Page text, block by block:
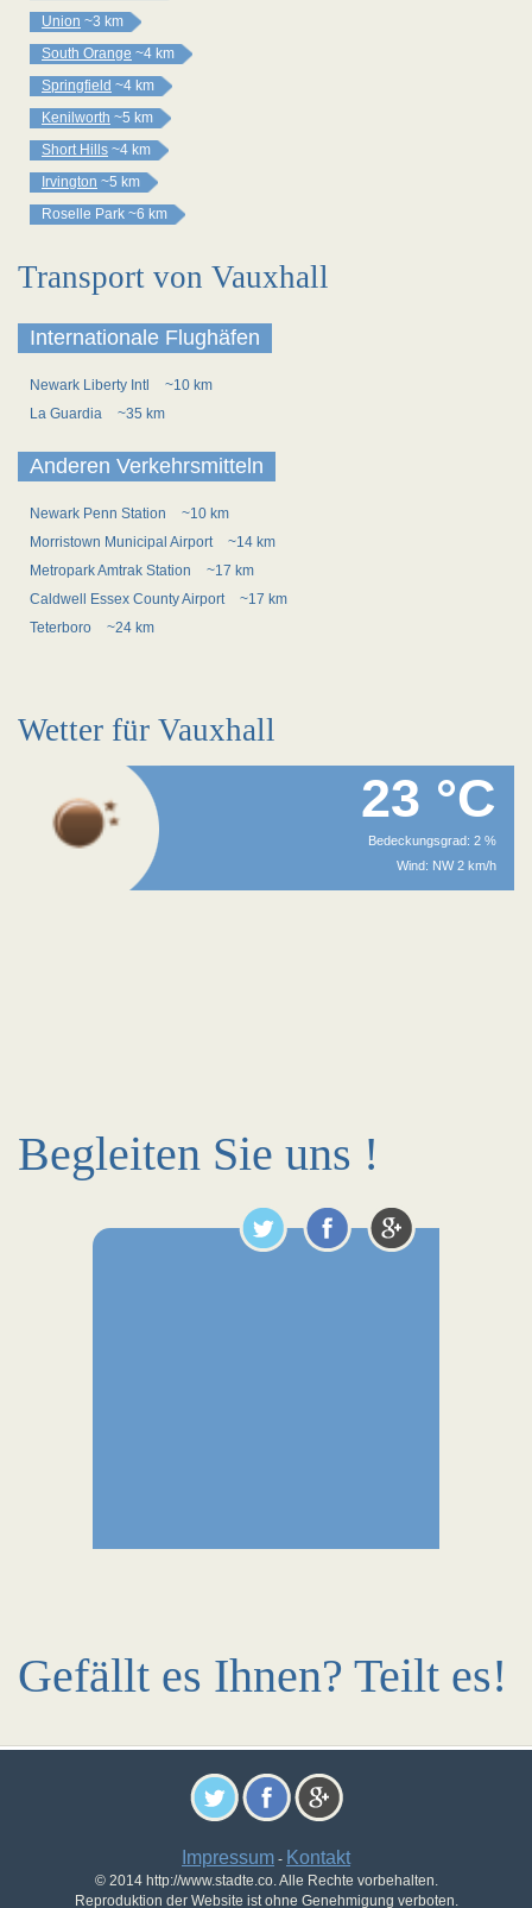
Union ~3 km
South Orange ~4 km
Springfield ~4 km
Kenilworth ~5 km
Short Hills ~4 km
Irvington ~5 km
Roselle Park ~6 km
Transport von Vauxhall
Internationale Flughäfen
Newark Liberty Intl
~10 km
La Guardia
~35 km
Anderen Verkehrsmitteln
Newark Penn Station
~10 km
Morristown Municipal Airport
~14 km
Metropark Amtrak Station
~17 km
Caldwell Essex County Airport
~17 km
Teterboro
~24 km
Wetter für Vauxhall
23 °C
Bedeckungsgrad: 2 %
Wind: NW 2 km/h
Begleiten Sie uns !
Gefällt es Ihnen? Teilt es!
Impressum - Kontakt
© 2014 http://www.stadte.co. Alle Rechte vorbehalten.
Reproduktion der Website ist ohne Genehmigung verboten.